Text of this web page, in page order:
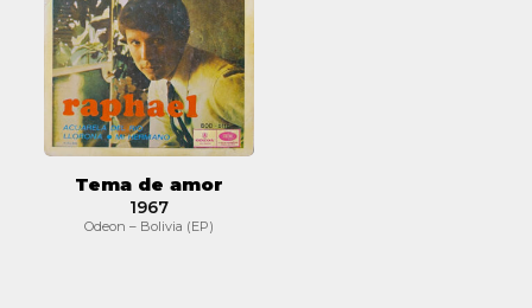
amor
Tema de amor
1967
Odeon – Bolivia (EP)